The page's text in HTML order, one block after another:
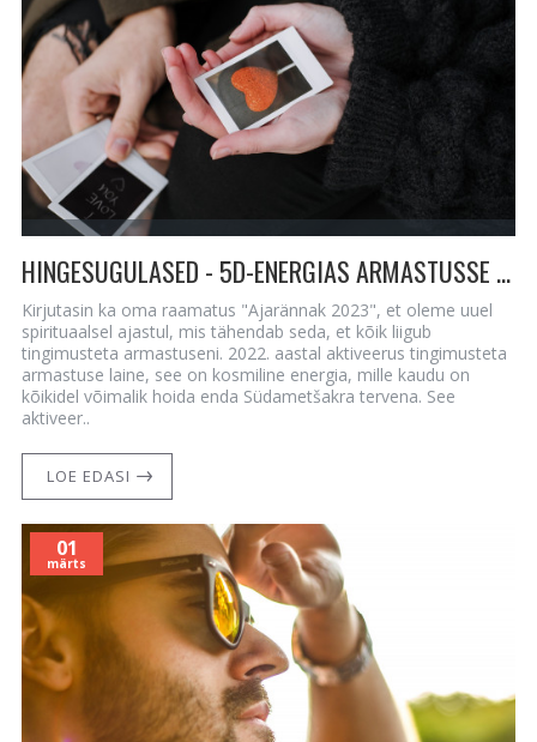
HINGESUGULASED - 5D-ENERGIAS ARMASTUSSE JÕUDMINE
Kirjutasin ka oma raamatus "Ajarännak 2023", et oleme uuel
spirituaalsel ajastul, mis tähendab seda, et kõik liigub
tingimusteta armastuseni. 2022. aastal aktiveerus tingimusteta
armastuse laine, see on kosmiline energia, mille kaudu on
kõikidel võimalik hoida enda Südametšakra tervena. See
aktiveer..
LOE EDASI
01
märts